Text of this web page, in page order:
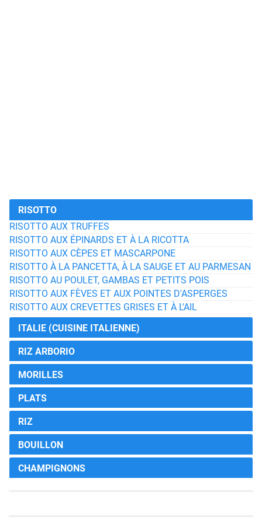
RISOTTO
RISOTTO AUX TRUFFES
RISOTTO AUX ÉPINARDS ET À LA RICOTTA
RISOTTO AUX CÈPES ET MASCARPONE
RISOTTO À LA PANCETTA, À LA SAUGE ET AU PARMESAN
RISOTTO AU POULET, GAMBAS ET PETITS POIS
RISOTTO AUX FÈVES ET AUX POINTES D'ASPERGES
RISOTTO AUX CREVETTES GRISES ET À L'AIL
ITALIE (CUISINE ITALIENNE)
RIZ ARBORIO
MORILLES
PLATS
RIZ
BOUILLON
CHAMPIGNONS